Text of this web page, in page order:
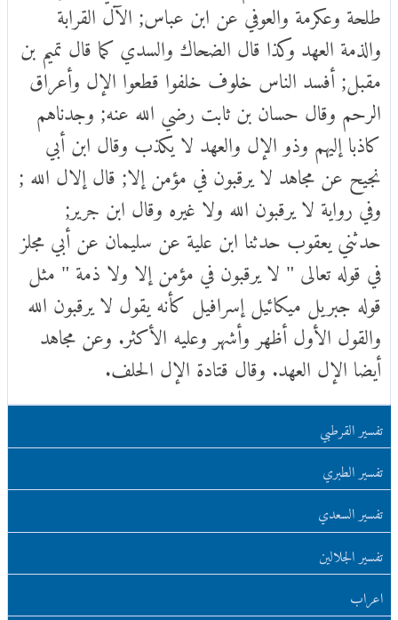
طلحة وعكرمة والعوفي عن ابن عباس; الآل القرابة
والذمة العهد وكذا قال الضحاك والسدي كما قال تميم بن
مقبل; أفسد الناس خلوف خلفوا قطعوا الإل وأعراق
الرحم وقال حسان بن ثابت رضي الله عنه; وجدناهم
كاذبا إليهم وذو الإل والعهد لا يكذب وقال ابن أبي
نجيح عن مجاهد لا يرقبون في مؤمن إلا; قال إلال الله ;
وفي رواية لا يرقبون الله ولا غيره وقال ابن جرير;
حدثني يعقوب حدثنا ابن علية عن سليمان عن أبي مجلز
في قوله تعالى " لا يرقبون في مؤمن إلا ولا ذمة " مثل
قوله جبريل ميكائيل إسرافيل كأنه يقول لا يرقبون الله
والقول الأول أظهر وأشهر وعليه الأكثر. وعن مجاهد
أيضا الإل العهد. وقال قتادة الإل الحلف.
تفسير القرطبي
تفسير الطبري
تفسير السعدي
تفسير الجلالين
اعراب